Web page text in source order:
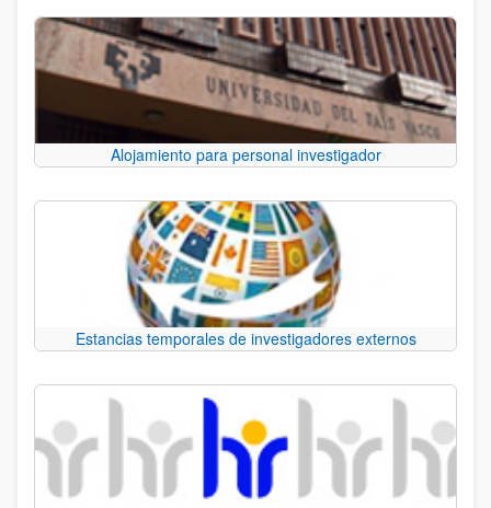
Alojamiento para personal investigador
Estancias temporales de investigadores externos